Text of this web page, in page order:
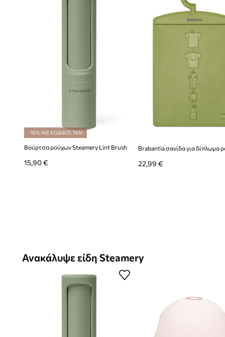
- Για να λάβετε μια έντυπη έκδοση του εγχειριδίου
-15% ΜΕ ΚΩΔΙΚΟ: TAN
Βούρτσα ρούχων Steamery Lint Brush
15,90 €
Brabantia σανίδα για δίπλωμα
22,99 €
Ανακάλυψε είδη Steamery